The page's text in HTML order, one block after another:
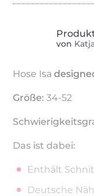
von
Hose Isa
Größe: 34-52
Das ist dabei:
Enthält
Deutsche